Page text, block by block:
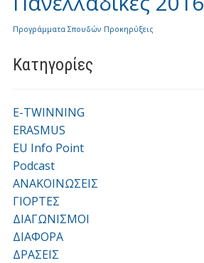
Προγράμματα Σπουδών Προκηρύξεις
Kατηγορίες
E-TWINNING
ERASMUS
EU Info Point
Podcast
ΑΝΑΚΟΙΝΩΣΕΙΣ
ΓΙΟΡΤΕΣ
ΔΙΑΓΩΝΙΣΜΟΙ
ΔΙΑΦΟΡΑ
ΔΡΑΣΕΙΣ